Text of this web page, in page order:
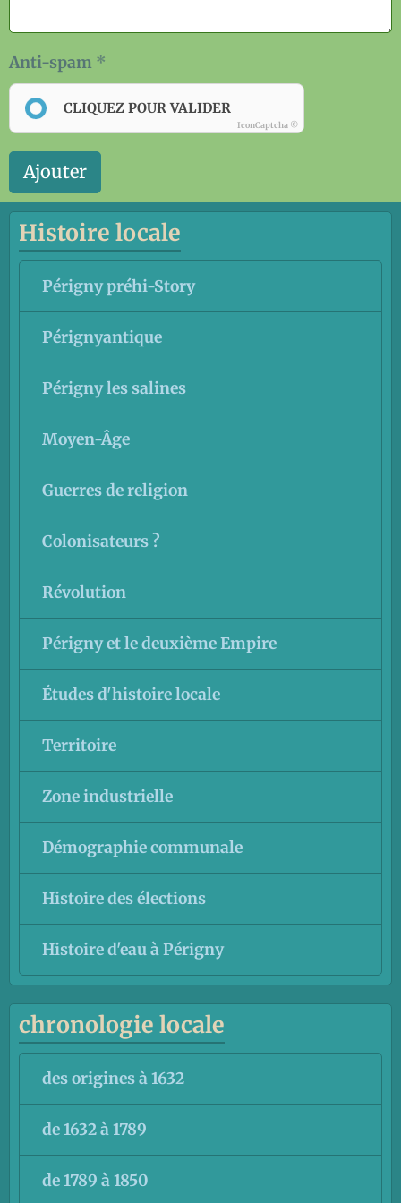
Anti-spam
CLIQUEZ POUR VALIDER
IconCaptcha ©
Ajouter
Histoire locale
Périgny préhi-Story
Pérignyantique
Périgny les salines
Moyen-Âge
Guerres de religion
Colonisateurs ?
Révolution
Périgny et le deuxième Empire
Études d'histoire locale
Territoire
Zone industrielle
Démographie communale
Histoire des élections
Histoire d'eau à Périgny
chronologie locale
des origines à 1632
de 1632 à 1789
de 1789 à 1850